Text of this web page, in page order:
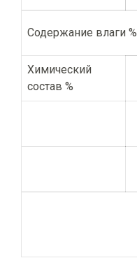
Содержание влаги %
Химический
состав %